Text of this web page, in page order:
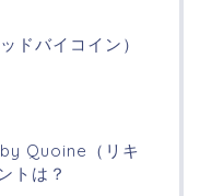
ドバイコイン）
Quoine（リキ
トは？